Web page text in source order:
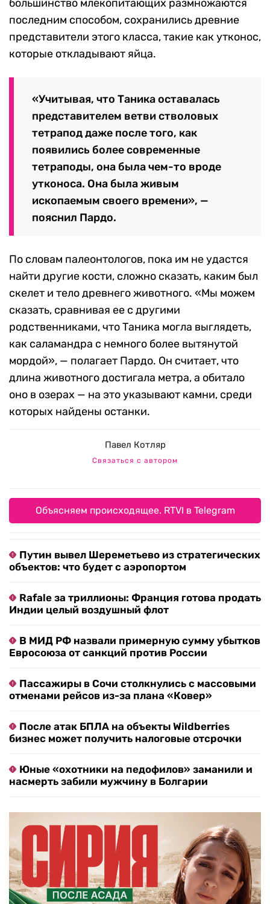
большинство млекопитающих размножаются
последним способом, сохранились древние
представители этого класса, такие как утконос,
которые откладывают яйца.
«Учитывая, что Таника оставалась
представителем ветви стволовых
тетрапод даже после того, как
появились более современные
тетраподы, она была чем-то вроде
утконоса. Она была живым
ископаемым своего времени», —
пояснил Пардо.
По словам палеонтологов, пока им не удастся
найти другие кости, сложно сказать, каким был
скелет и тело древнего животного. «Мы можем
сказать, сравнивая ее с другими
родственниками, что Таника могла выглядеть,
как саламандра с немного более вытянутой
мордой», — полагает Пардо. Он считает, что
длина животного достигала метра, а обитало
оно в озерах — на это указывают камни, среди
которых найдены останки.
Павел Котляр
Связаться с автором
Объясняем происходящее. RTVI в Telegram
Путин вывел Шереметьево из стратегических
объектов: что будет с аэропортом
Rafale за триллионы: Франция готова продать
Индии целый воздушный флот
В МИД РФ назвали примерную сумму убытков
Евросоюза от санкций против России
Пассажиры в Сочи столкнулись с массовыми
отменами рейсов из-за плана «Ковер»
После атак БПЛА на объекты Wildberries
бизнес может получить налоговые отсрочки
Юные «охотники на педофилов» заманили и
насмерть забили мужчину в Болгарии